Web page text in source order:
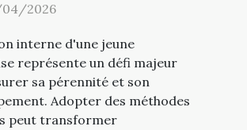
04/2026
interne d'une jeune
représente un défi majeur
sa pérennité et son
Adopter des méthodes
peut transformer